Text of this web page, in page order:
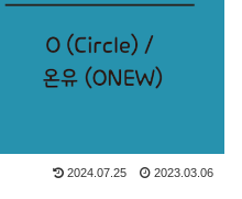
2024.07.25 2023.03.06